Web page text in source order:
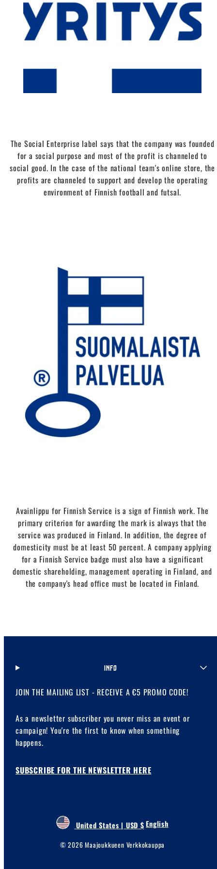
The Social Enterprise label says that the company was founded
for a social purpose and most of the profit is channeled to
social good. In the case of the national team's online store, the
profits are channeled to support and develop the operating
environment of Finnish football and futsal.
Avainlippu for Finnish Service is a sign of Finnish work. The
primary criterion for awarding the mark is always that the
service was produced in Finland. In addition, the degree of
domesticity must be at least 50 percent. A company applying
for a Finnish Service badge must also have a significant
domestic shareholding, management operating in Finland, and
the company's head office must be located in Finland.
INFO
JOIN THE MAILING LIST - RECEIVE A €5 PROMO CODE!
As a newsletter subscriber you never miss an event or
campaign! You're the first to know when something
happens.
SUBSCRIBE FOR THE NEWSLETTER HERE
United States | USD $ English
© 2026 Maajoukkueen Verkkokauppa